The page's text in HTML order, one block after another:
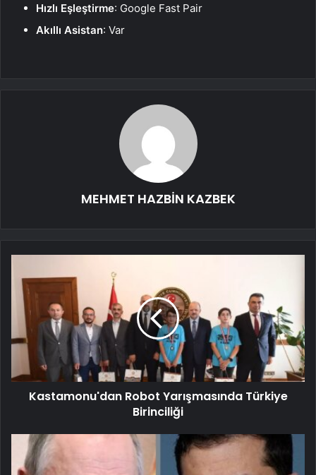
Hızlı Eşleştirme: Google Fast Pair
Akıllı Asistan: Var
MEHMET HAZBİN KAZBEK
Kastamonu'dan Robot Yarışmasında Türkiye
Birinciliği